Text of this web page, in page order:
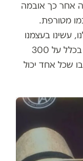
2008 ובדיוק שנה אחר כך אובמה
מטורפת.
עשינו בעצמנו
אחד כזה". הוא ואחיו הצעיר לא יידעו בכלל על 300
שכל אחד יכול